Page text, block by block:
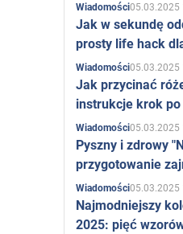
Wiadomości05.03.2025
Jak w sekundę
prosty life hack
Wiadomości05.03.2025
Jak przycinać
instrukcje krok
Wiadomości05.03.2025
Pyszny i zdrowy
przygotowanie
Wiadomości05.03.2025
Najmodniejszy
2025: pięć